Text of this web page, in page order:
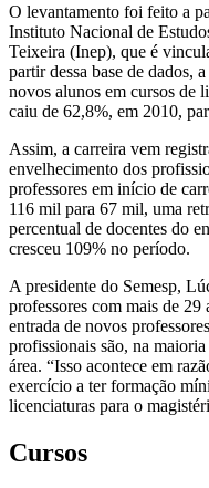
O levantamento foi feito a
Instituto Nacional de
Teixeira (Inep), que é
partir dessa base de dados,
novos alunos em cursos de
caiu de 62,8%, em 2010,
Assim, a carreira vem
envelhecimento dos
professores em início de
116 mil para 67 mil, uma
percentual de docentes do
cresceu 109% no período.
A presidente do Semesp,
professores com mais de 29
entrada de novos
profissionais são, na maioria
área. “Isso acontece em
exercício a ter formação
licenciaturas para o
Cursos